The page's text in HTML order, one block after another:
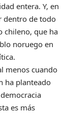
entera. Y, en
dentro de todo
chileno, que ha
noruego en
menos cuando
ha planteado
es más